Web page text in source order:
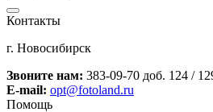
Контакты
г. Новосибирск
Звоните нам: 383-09-70 доб. 124 /
E-mail: opt@fotoland.ru
Помощь